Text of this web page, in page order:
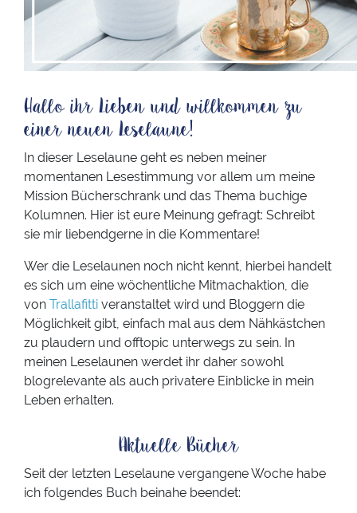
Hallo ihr Lieben und willkommen zu
einer neuen Leselaune!
In dieser Leselaune geht es neben meiner
momentanen Lesestimmung vor allem um meine
Mission Bücherschrank und das Thema buchige
Kolumnen. Hier ist eure Meinung gefragt: Schreibt
sie mir liebendgerne in die Kommentare!
Wer die Leselaunen noch nicht kennt, hierbei handelt
es sich um eine wöchentliche Mitmachaktion, die
von Trallafitti veranstaltet wird und Bloggern die
Möglichkeit gibt, einfach mal aus dem Nähkästchen
zu plaudern und offtopic unterwegs zu sein. In
meinen Leselaunen werdet ihr daher sowohl
blogrelevante als auch privatere Einblicke in mein
Leben erhalten.
Aktuelle Bücher
Seit der letzten Leselaune vergangene Woche habe
ich folgendes Buch beinahe beendet: